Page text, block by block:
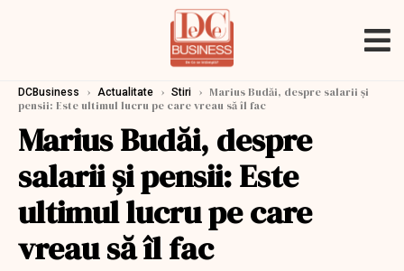
DCBusiness › Actualitate › Stiri › Marius Budăi, despre salarii și
pensii: Este ultimul lucru pe care vreau să îl fac
Marius Budăi, despre
salarii și pensii: Este
ultimul lucru pe care
vreau să îl fac